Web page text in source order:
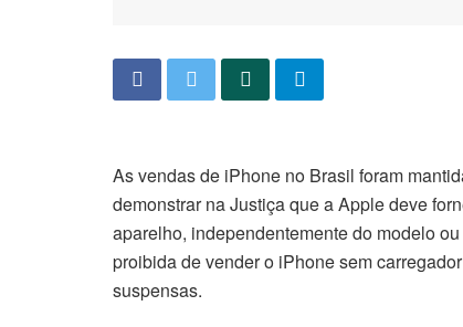
As vendas de iPhone no Brasil foram
demonstrar na Justiça que a Apple deve
aparelho, independentemente do modelo
proibida de vender o iPhone sem
suspensas.